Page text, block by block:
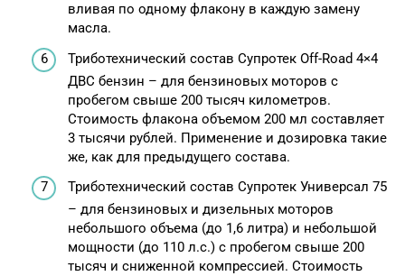
вливая по одному флакону в каждую замену
масла.
Триботехнический состав Супротек Off-Road 4×4
ДВС бензин – для бензиновых моторов с
пробегом свыше 200 тысяч километров.
Стоимость флакона объемом 200 мл составляет
3 тысячи рублей. Применение и дозировка такие
же, как для предыдущего состава.
Триботехнический состав Супротек Универсал 75
– для бензиновых и дизельных моторов
небольшого объема (до 1,6 литра) и небольшой
мощности (до 110 л.с.) с пробегом свыше 200
тысяч и сниженной компрессией. Стоимость